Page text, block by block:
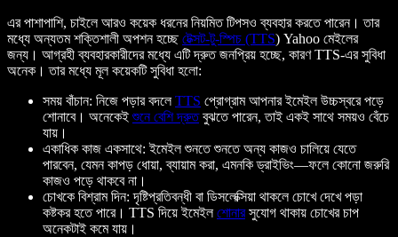
এর পাশাপাশি, চাইলে আরও কয়েক ধরনের নিয়মিত টিপসও ব্যবহার করতে পারেন। তার
মধ্যে অন্যতম শক্তিশালী অপশন হচ্ছে টেক্সট-টু-স্পিচ (TTS) Yahoo মেইলের
জন্য। আগ্রহী ব্যবহারকারীদের মধ্যে এটি দ্রুত জনপ্রিয় হচ্ছে, কারণ TTS-এর সুবিধা
অনেক। তার মধ্যে মূল কয়েকটি সুবিধা হলো:
সময় বাঁচান: নিজে পড়ার বদলেTTS প্রোগ্রাম আপনার ইমেইল উচ্চস্বরে পড়ে
শোনাবে। অনেকেইশুনে বেশি দ্রুতবুঝতে পারেন, তাই একই সাথে সময়ও বেঁচে
যায়।
একাধিক কাজ একসাথে: ইমেইল শুনতে শুনতে অন্য কাজও চালিয়ে যেতে
পারবেন, যেমন কাপড় ধোয়া, ব্যায়াম করা, এমনকি ড্রাইভিং—ফলে কোনো জরুরি
কাজও পড়ে থাকবে না।
চোখকে বিশ্রাম দিন: দৃষ্টিপ্রতিবন্ধী বা ডিসলেক্সিয়া থাকলে চোখে দেখে পড়া
কষ্টকর হতে পারে। TTS দিয়ে ইমেইলশোনারসুযোগ থাকায় চোখের চাপ
অনেকটাই কমে যায়।